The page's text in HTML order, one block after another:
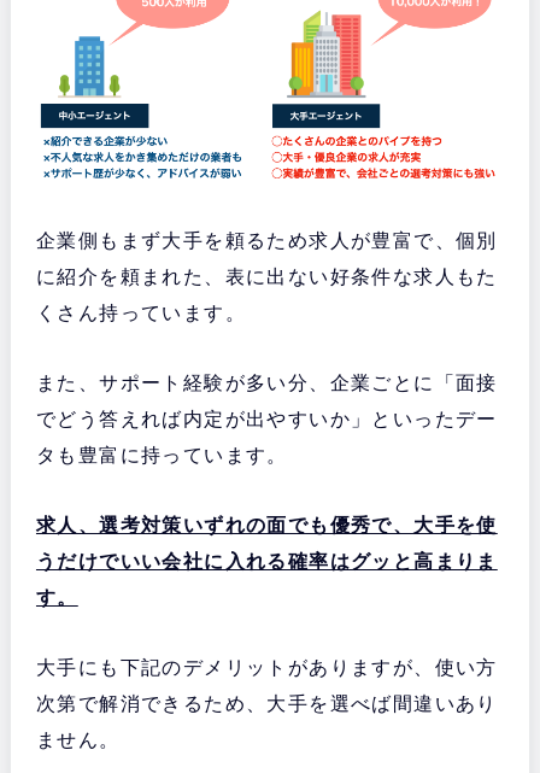
企業側もまず大手を頼るため求人が豊富で、個別
に紹介を頼まれた、表に出ない好条件な求人もた
くさん持っています。
また、サポート経験が多い分、企業ごとに「面接
でどう答えれば内定が出やすいか」といったデー
タも豊富に持っています。
求人、選考対策いずれの面でも優秀で、大手を使
うだけでいい会社に入れる確率はグッと高まりま
す。
大手にも下記のデメリットがありますが、使い方
次第で解消できるため、大手を選べば間違いあり
ません。